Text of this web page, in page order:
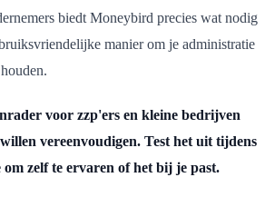
biedt Moneybird precies wat nodig
manier om je administratie
voor zzp'ers en kleine bedrijven
vereenvoudigen. Test het uit tijdens
zelf te ervaren of het bij je past.